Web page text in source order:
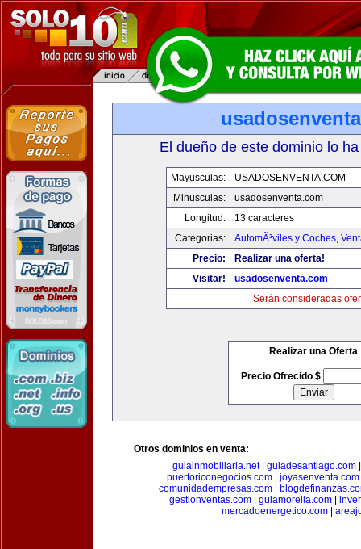
El dueño de este dominio lo
Mayusculas:
USADOSENVENTA.COM
Minusculas:
usadosenventa.com
Longitud:
13 caracteres
Categorias:
AutomÃ³viles y Coches,
Precio:
Realizar una oferta!
Visitar!
usadosenventa.com
Serán consideradas
Realizar una Oferta
Precio Ofrecido $
Otros dominios en venta:
guiainmobiliaria.net| guiadesantiago.com
puertoriconegocios.com
joyasenventa.com
comunidadempresas.com|
gestionventas.com| guiamorelia.com|
mercadoenergetico.com